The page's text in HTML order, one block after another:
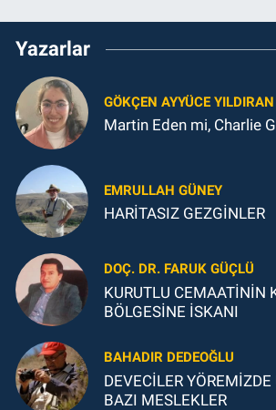
Yazarlar
GÖKÇEN AYYÜCE YILDIRAN
Martin Eden mi, Charlie
EMRULLAH GÜNEY
HARİTASIZ GEZGİNLER
DOÇ. DR. FARUK GÜÇLÜ
KURUTLU CEMAATİNİN
BÖLGESİNE İSKANI
BAHADIR DEDEOĞLU
DEVECİLER
BAZI MESLEKLER